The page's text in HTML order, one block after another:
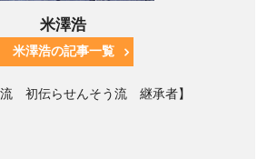
米澤浩
米澤浩の記事一覧
初伝らせんそう流 継承者】